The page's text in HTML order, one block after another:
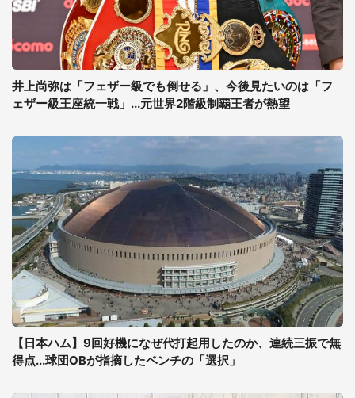
井上尚弥は「フェザー級でも倒せる」、今後見たいのは「フ
ェザー級王座統一戦」...元世界2階級制覇王者が熱望
【日本ハム】9回好機になぜ代打起用したのか、連続三振で無
得点...球団OBが指摘したベンチの「選択」